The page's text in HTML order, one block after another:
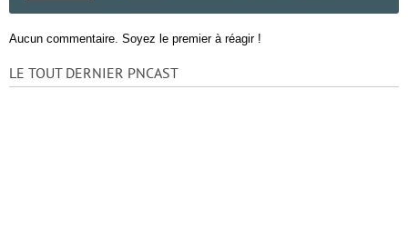
Aucun commentaire. Soyez le premier à réagir !
LE TOUT DERNIER PNCAST